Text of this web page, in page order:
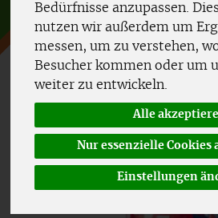
Bedürfnisse anzupassen.
nutzen wir außerdem um
messen, um zu verstehen,
Besucher kommen oder um
weiter zu entwickeln.
Alle
Nur essenzielle Cookies
Einstellungen
ab dem 10.8.2026